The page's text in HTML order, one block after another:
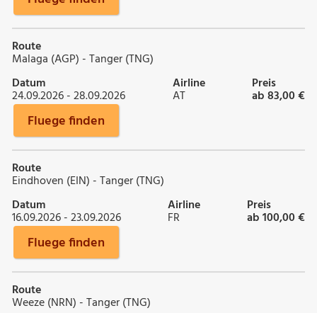
Route
Malaga (AGP) - Tanger (TNG)
Datum
24.09.2026 - 28.09.2026
Airline
AT
Preis
ab 83,00 €
Fluege finden
Route
Eindhoven (EIN) - Tanger (TNG)
Datum
16.09.2026 - 23.09.2026
Airline
FR
Preis
ab 100,00 €
Fluege finden
Route
Weeze (NRN) - Tanger (TNG)